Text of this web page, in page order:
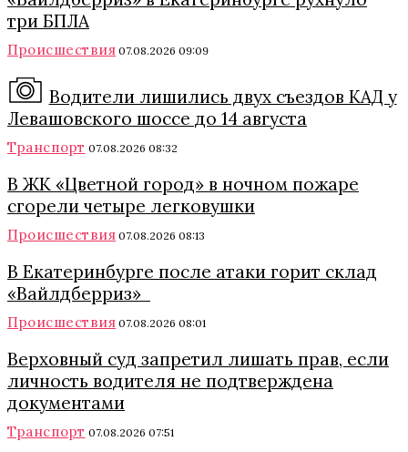
три БПЛА
Происшествия 07.08.2026 09:09
Водители лишились двух съездов КАД у
Левашовского шоссе до 14 августа
Транспорт 07.08.2026 08:32
В ЖК «Цветной город» в ночном пожаре
сгорели четыре легковушки
Происшествия 07.08.2026 08:13
В Екатеринбурге после атаки горит склад
«Вайлдберриз»
Происшествия 07.08.2026 08:01
Верховный суд запретил лишать прав, если
личность водителя не подтверждена
документами
Транспорт 07.08.2026 07:51